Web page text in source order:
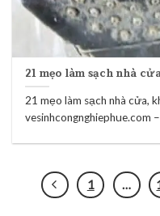
21 mẹo làm sạch nhà
21 mẹo làm sạch nhà cửa,
vesinhcongnghiephue.com
1 …